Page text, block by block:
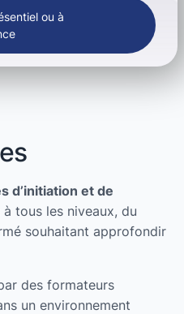
ou à
d’initiation et de
à tous les niveaux, du
souhaitant approfondir
des formateurs
un environnement